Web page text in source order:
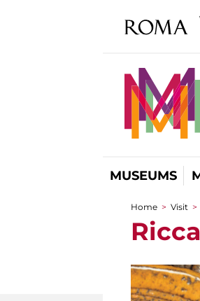
MUSEUMS
You
Home > Visit >